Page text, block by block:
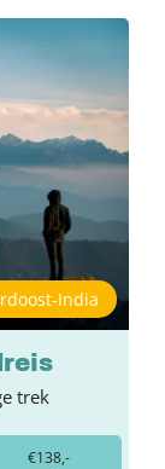
India
trek
€138,-